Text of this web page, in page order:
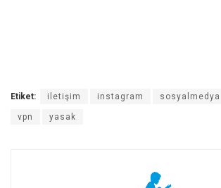
Etiket: iletişim instagram sosyalmedya
vpn yasak